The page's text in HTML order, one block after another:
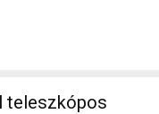
teleszkópos